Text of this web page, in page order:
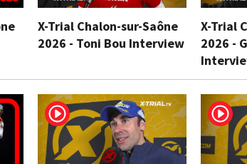
X-Trial Chalon-sur-Saône
2026 - Toni Bou Interview
X-Trial
2026 -